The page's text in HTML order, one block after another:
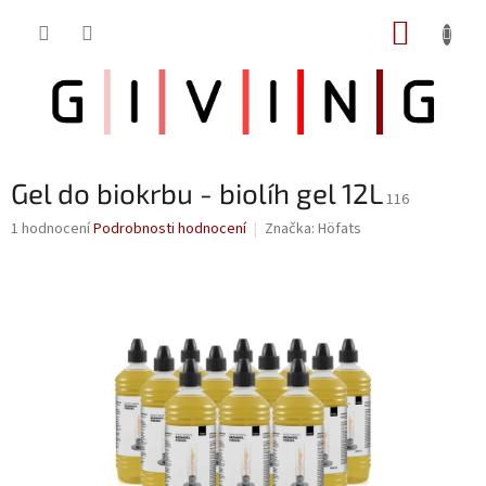
Gel do biokrbu - biolíh gel 12L116
Průměrné
1 hodnoceníPodrobnosti hodnocení Značka: Höfats